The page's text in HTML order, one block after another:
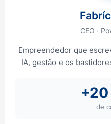
CEO ·
Empreendedor que
IA, gestão e os
de